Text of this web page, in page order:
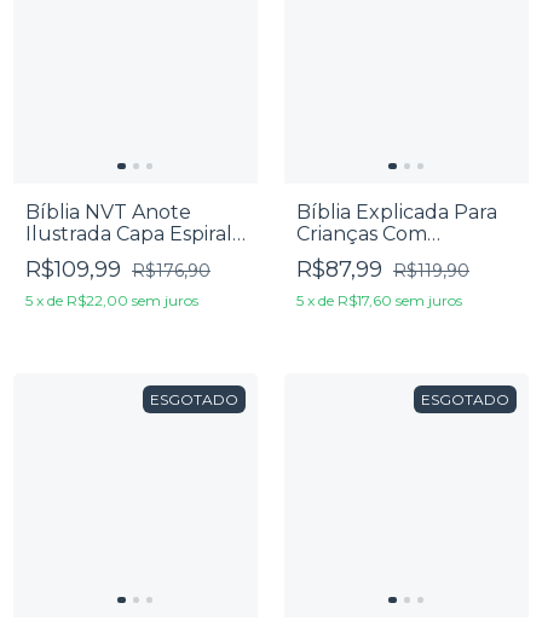
Bíblia NVT Anote
Ilustrada Capa Espiral
Cartão De Primavera
R$109,99 R$176,90
5 x de R$22,00 sem juros
Bíblia Explicada Para
Crianças Com
Ilustrações Mig & Meg
R$87,99 R$119,90
5 x de R$17,60 sem juros
ESGOTADO ESGOTADO